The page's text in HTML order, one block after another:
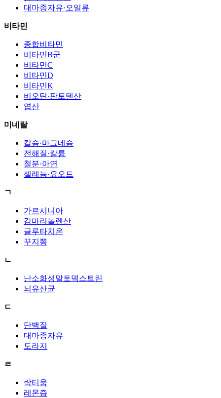
대마종자유·오일류
비타민
종합비타민
비타민B군
비타민C
비타민D
비타민K
비오틴·판토텐산
엽산
미네랄
칼슘·마그네슘
전해질·칼륨
철분·아연
셀레늄·요오드
ㄱ
가르시니아
감마리놀렌산
글루타치온
꾸지뽕
ㄴ
난소화성말토덱스트린
뇌유산균
ㄷ
단백질
대마종자유
도라지
ㄹ
락티움
레몬즙